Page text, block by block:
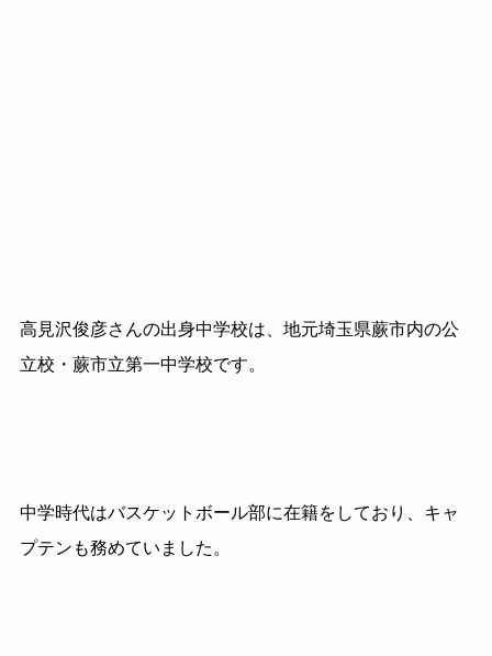
高見沢俊彦さんの出身中学校は、地元埼玉県蕨市内の公
立校・蕨市立第一中学校です。
中学時代はバスケットボール部に在籍をしており、キャ
プテンも務めていました。